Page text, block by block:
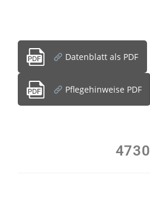
Datenblatt als PDF
Pflegehinweise PDF
4730